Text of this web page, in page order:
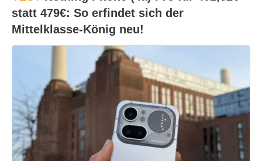
statt 479€: So erfindet sich der
Mittelklasse-König neu!